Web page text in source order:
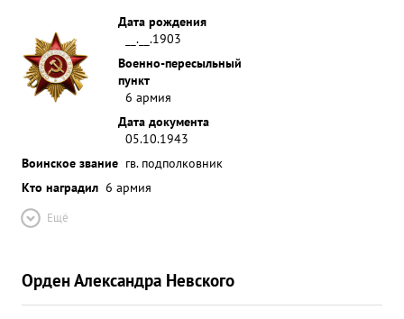
Дата рождения
__.__.1903
Военно-пересыльный
пункт
6 армия
Дата документа
05.10.1943
Воинское звание гв. подполковник
Кто наградил 6 армия
Ещё
Орден Александра Невского